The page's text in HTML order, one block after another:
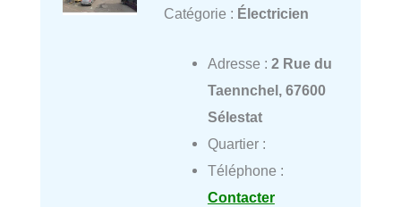
Catégorie : Électricien
Adresse : 2 Rue du
Taennchel, 67600
Sélestat
Quartier :
Téléphone :
Contacter